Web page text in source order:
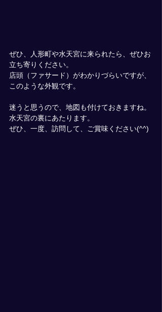
ぜひ、人形町や水天宮に来られたら、ぜひお
立ち寄りください。
店頭（ファサード）がわかりづらいですが、
このような外観です。
迷うと思うので、地図も付けておきますね。
水天宮の裏にあたります。
ぜひ、一度、訪問して、ご賞味ください(^^)